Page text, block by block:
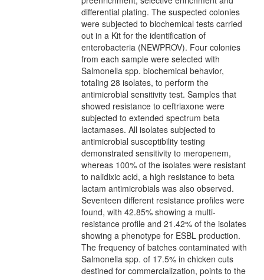
differential plating. The suspected colonies
were subjected to biochemical tests carried
out in a Kit for the identification of
enterobacteria (NEWPROV). Four colonies
from each sample were selected with
Salmonella spp. biochemical behavior,
totaling 28 isolates, to perform the
antimicrobial sensitivity test. Samples that
showed resistance to ceftriaxone were
subjected to extended spectrum beta
lactamases. All isolates subjected to
antimicrobial susceptibility testing
demonstrated sensitivity to meropenem,
whereas 100% of the isolates were resistant
to nalidixic acid, a high resistance to beta
lactam antimicrobials was also observed.
Seventeen different resistance profiles were
found, with 42.85% showing a multi-
resistance profile and 21.42% of the isolates
showing a phenotype for ESBL production.
The frequency of batches contaminated with
Salmonella spp. of 17.5% in chicken cuts
destined for commercialization, points to the